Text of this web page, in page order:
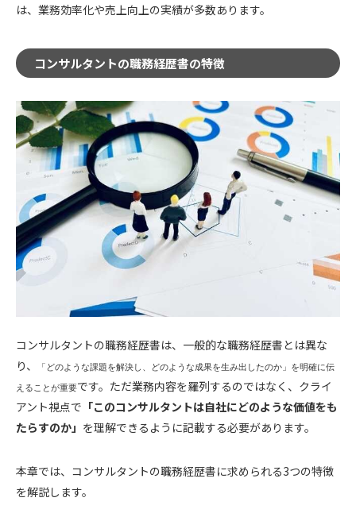
は、業務効率化や売上向上の実績が多数あります。
コンサルタントの職務経歴書の特徴
コンサルタントの職務経歴書は、一般的な職務経歴書とは異な
り、
「どのような課題を解決し、どのような成果を生み出したのか」を明確に伝
えることが重要です。ただ業務内容を羅列するのではなく、クライ
アント視点で 「このコンサルタントは自社にどのような価値をも
たらすのか」 を理解できるように記載する必要があります。
本章では、コンサルタントの職務経歴書に求められる3つの特徴
を解説します。